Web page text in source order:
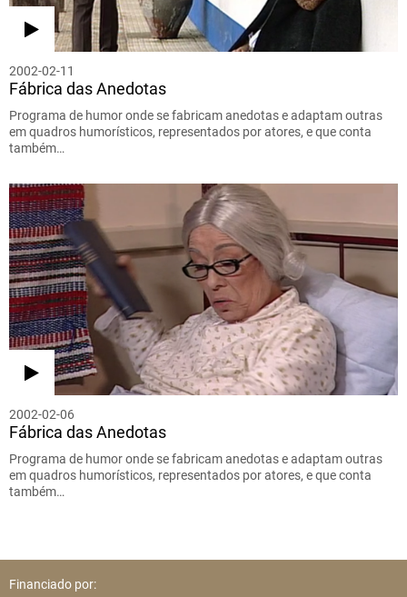
2002-02-11
Fábrica das Anedotas
Programa de humor onde se fabricam anedotas e adaptam outras
em quadros humorísticos, representados por atores, e que conta
também…
2002-02-06
Fábrica das Anedotas
Programa de humor onde se fabricam anedotas e adaptam outras
em quadros humorísticos, representados por atores, e que conta
também…
Financiado por: